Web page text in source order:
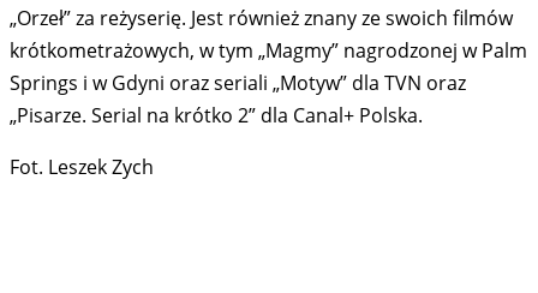
„Orzeł” za reżyserię. Jest również znany ze swoich filmów
krótkometrażowych, w tym „Magmy” nagrodzonej w Palm
Springs i w Gdyni oraz seriali „Motyw” dla TVN oraz
„Pisarze. Serial na krótko 2” dla Canal+ Polska.
Fot. Leszek Zych